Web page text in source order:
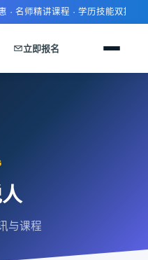
· 名师精讲课程 · 学历技能双提升
立即报名
与课程